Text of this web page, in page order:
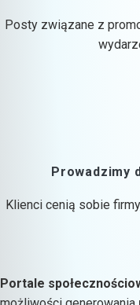
Posty związane z
Prowadzimy
Klienci cenią sobie
Portale